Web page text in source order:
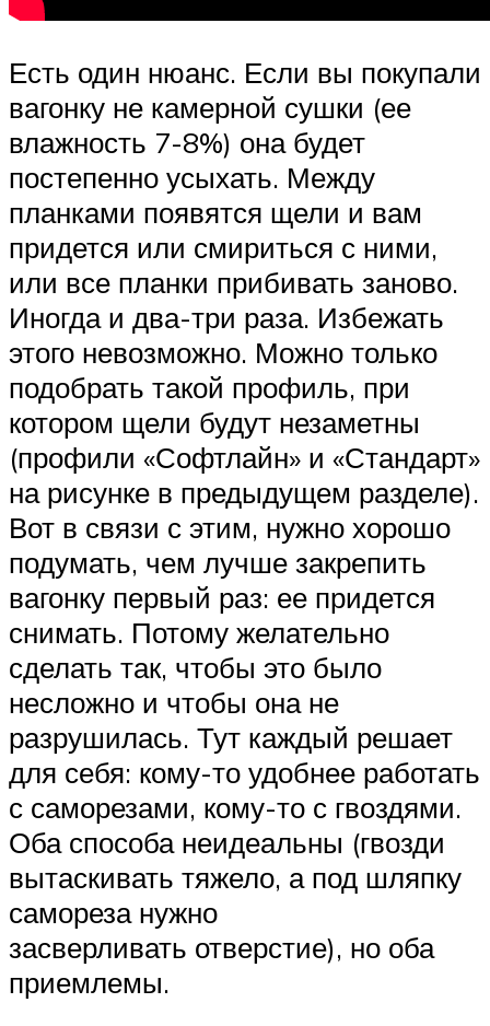
Есть один нюанс. Если вы покупали
вагонку не камерной сушки (ее
влажность 7-8%) она будет
постепенно усыхать. Между
планками появятся щели и вам
придется или смириться с ними,
или все планки прибивать заново.
Иногда и два-три раза. Избежать
этого невозможно. Можно только
подобрать такой профиль, при
котором щели будут незаметны
(профили «Софтлайн» и «Стандарт»
на рисунке в предыдущем разделе).
Вот в связи с этим, нужно хорошо
подумать, чем лучше закрепить
вагонку первый раз: ее придется
снимать. Потому желательно
сделать так, чтобы это было
несложно и чтобы она не
разрушилась. Тут каждый решает
для себя: кому-то удобнее работать
с саморезами, кому-то с гвоздями.
Оба способа неидеальны (гвозди
вытаскивать тяжело, а под шляпку
самореза нужно
засверливать отверстие), но оба
приемлемы.